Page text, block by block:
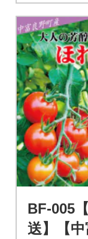
BF-005
送】【